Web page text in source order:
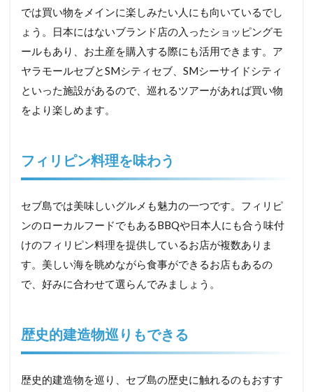
では買い物をメインに楽しみたい人にも向いているでし
ょう。日本にはないブランド店の入ったショッピングモ
ールもあり、お土産を購入する際にも活用できます。ア
ヤラモールセブとSMシティセブ、SMシーサイドシティ
といった施設があるので、巡れるツアーがあれば買い物
をより楽しめます。
フィリピン料理を味わう
セブ島では美味しいグルメも魅力の一つです。フィリピ
ンのローカルフードでもあるBBQや日本人にも合う味付
けのフィリピン料理を提供しているお店が複数ありま
す。美しい海を眺めながら食事ができるお店もあるの
で、好みに合わせて選らんでみましょう。
歴史的建造物巡りもできる
歴史的建造物を巡り、セブ島の歴史に触れるのもおすす